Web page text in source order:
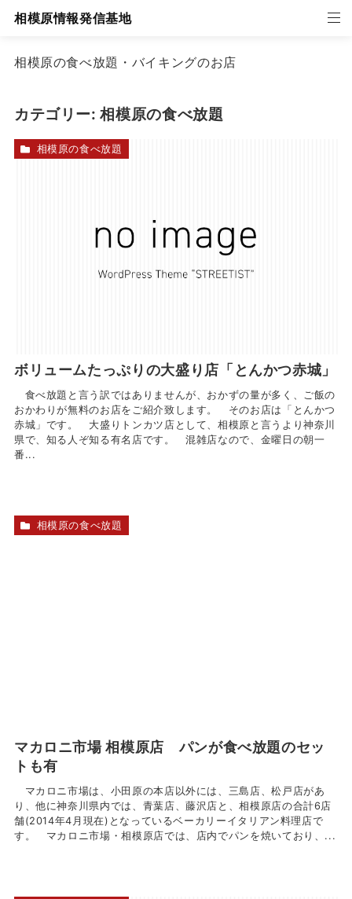
相模原情報発信基地
相模原の食べ放題・バイキングのお店
カテゴリー:相模原の食べ放題
ボリュームたっぷりの大盛り店「とんかつ赤城」
食べ放題と言う訳ではありませんが、おかずの量が多く、ご飯の
おかわりが無料のお店をご紹介致します。 そのお店は「とんかつ
赤城」です。 大盛りトンカツ店として、相模原と言うより神奈川
県で、知る人ぞ知る有名店です。 混雑店なので、金曜日の朝一
番...
相模原の食べ放題
マカロニ市場 相模原店 パンが食べ放題のセッ
トも有
マカロニ市場は、小田原の本店以外には、三島店、松戸店があ
り、他に神奈川県内では、青葉店、藤沢店と、相模原店の合計6店
舗(2014年4月現在)となっているベーカリーイタリアン料理店で
す。 マカロニ市場・相模原店では、店内でパンを焼いており、...
相模原の食べ放題